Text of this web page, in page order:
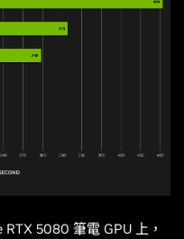
5080 筆電 GPU 上，